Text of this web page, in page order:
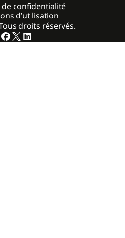
droits réservés.
de confidentialité
d’utilisation